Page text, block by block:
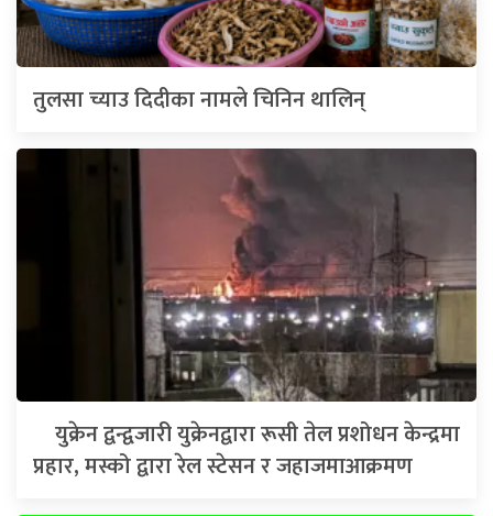
तुलसा च्याउ दिदीका नामले चिनिन थालिन्
युक्रेन द्वन्द्वजारी युक्रेनद्वारा रूसी तेल प्रशोधन केन्द्रमा
प्रहार, मस्को द्वारा रेल स्टेसन र जहाजमाआक्रमण